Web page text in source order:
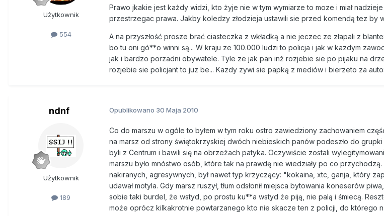
Użytkownik
554
Prawo jkakie jest każdy widzi, kto żyje nie w tym wymiarze to moze i miał
przestrzegac prawa. Jakby koledzy złodzieja ustawili sie przed komendą tez by
A na przyszłość prosze brać ciasteczka z wkładką a nie jeczec ze złapali z
bo tu oni gó**o winni są... W kraju ze 100.000 ludzi to policja i jak w kazdym
jak i bardzo porzadni obywatele. Tyle ze jak pan inż rozjebie sie po pijaku na
rozjebie sie policjant to juz be... Kazdy zywi sie papką z mediów i bierzeto za
ndnf
Użytkownik
189
Opublikowano 30 Maja 2010
Co do marszu w ogóle to byłem w tym roku ostro zawiedziony zachowaniem
na marsz od strony świętokrzyskiej dwóch niebieskich panów podeszło do
byli z Centrum i bawili się na obrzeżach patyka. Oczywiście zostali
marszu było mnóstwo osób, które tak na prawdę nie wiedziały po co
nakiranych, agresywnych, był nawet typ krzyczący: "kokaina, xtc, ganja, który
udawał motyla. Gdy marsz ruszył, tłum odsłonił miejsca bytowania koneserów
sobie taki burdel, że wstyd, po prostu ku**a wstyd że piją, nie palą i śmiecą.
może oprócz kilkakrotnie powtarzanego kto nie skacze ten z policji, do którego